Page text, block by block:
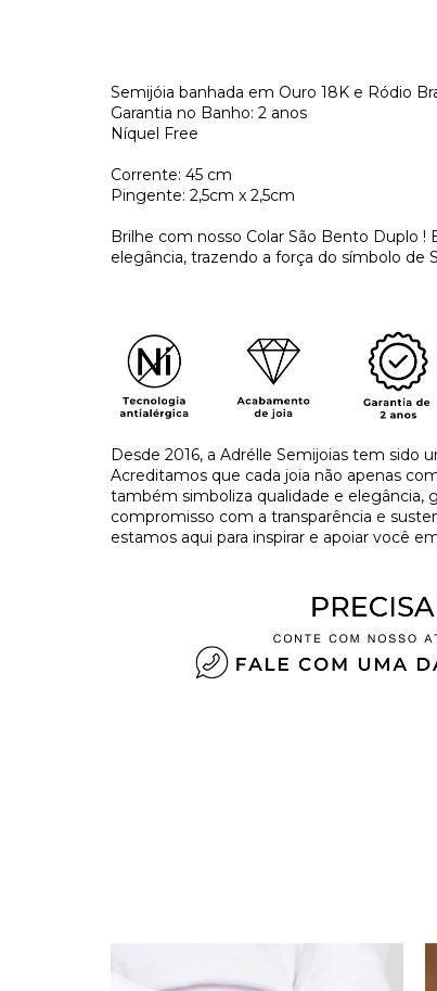
Semijóia banhada em Ouro 18K e Ródio
Garantia no Banho: 2 anos
Níquel Free
Corrente: 45 cm
Pingente: 2,5cm x 2,5cm
Brilhe com nosso Colar São Bento Duplo
elegância, trazendo a força do símbolo
Desde 2016, a Adrélle Semijoias tem sido
Acreditamos que cada joia não apenas
também simboliza qualidade e elegância,
compromisso com a transparência e
estamos aqui para inspirar e apoiar você